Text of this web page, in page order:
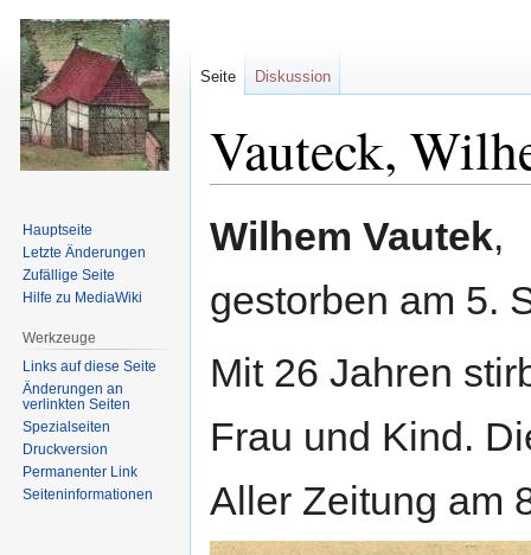
Vauteck,
Navigation
Suche
Wilhem Vautek,
gestorben am 5.
Mit 26 Jahren
Frau und Kind.
Aller Zeitung am
Seite Diskussion
Hauptseite
Letzte Änderungen
Zufällige Seite
Hilfe zu MediaWiki
Werkzeuge
Links auf diese Seite
Änderungen an
verlinkten Seiten
Spezialseiten
Druckversion
Permanenter Link
Seiten­informationen